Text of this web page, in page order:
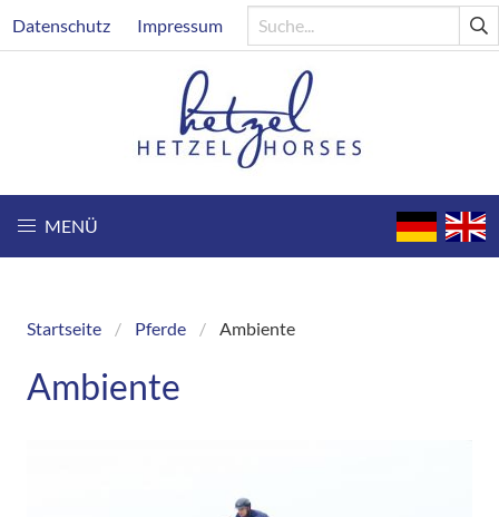
zum
Header
Datenschutz Impressum
MENÜ
Breadcrumb
Startseite Pferde Ambiente
Ambiente